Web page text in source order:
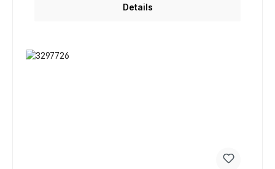
Details